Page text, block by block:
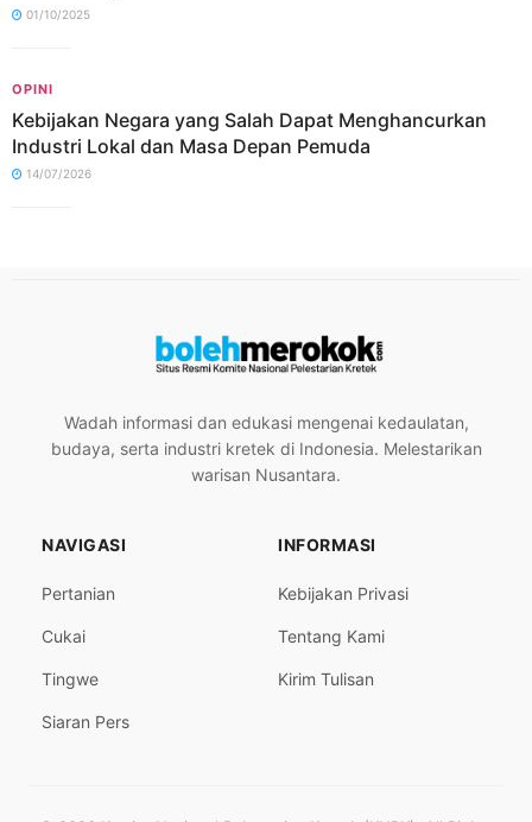
01/10/2025
OPINI
Kebijakan Negara yang Salah Dapat Menghancurkan
Industri Lokal dan Masa Depan Pemuda
14/07/2026
Wadah informasi dan edukasi mengenai kedaulatan,
budaya, serta industri kretek di Indonesia. Melestarikan
warisan Nusantara.
NAVIGASI
Pertanian
Cukai
Tingwe
Siaran Pers
INFORMASI
Kebijakan Privasi
Tentang Kami
Kirim Tulisan